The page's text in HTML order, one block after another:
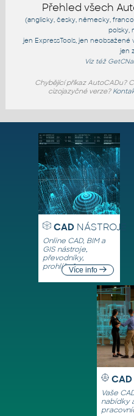
Přehled všech
(anglicky, česky, německy,
polsky,
jen ExpressTools , jen neobsažené
jen
Viz též
Chybějící příkaz AutoCADu?
cizojazyčné verze?
CADNÁSTROJE
Online CAD, BIM a
GIS nástroje,
převodníky,
prohlížečeVíce info
CAD
Vaše
nabídky